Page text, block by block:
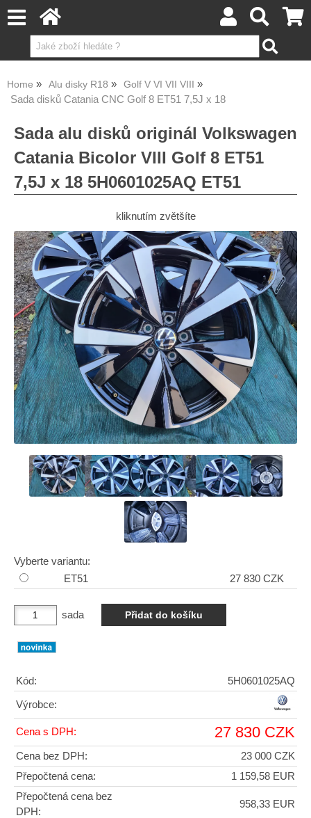
Home Alu disky R18 Golf V VI VII VIII
Sada disků Catania CNC Golf 8 ET51 7,5J x 18
Sada alu disků originál Volkswagen
Catania Bicolor VIII Golf 8 ET51
7,5J x 18 5H0601025AQ ET51
kliknutím zvětšíte
Vyberte variantu:
ET51
27 830 CZK
sada
Kód: 5H0601025AQ
Výrobce:
Cena s DPH: 27 830 CZK
Cena bez DPH:
23 000 CZK
Přepočtená cena:
1 159,58 EUR
Přepočtená cena bez
DPH:
958,33 EUR